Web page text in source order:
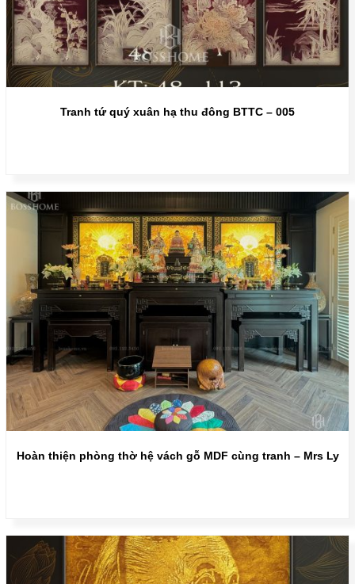
Tranh tứ quý xuân hạ thu đông BTTC – 005
Hoàn thiện phòng thờ hệ vách gỗ MDF cùng tranh – Mrs Ly